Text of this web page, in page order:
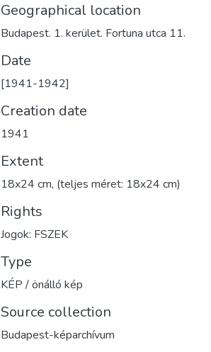
Geographical location
Budapest. 1. kerület. Fortuna utca 11.
Date
[1941-1942]
Creation date
1941
Extent
18x24 cm, (teljes méret: 18x24 cm)
Rights
Jogok: FSZEK
Type
KÉP / önálló kép
Source collection
Budapest-képarchívum